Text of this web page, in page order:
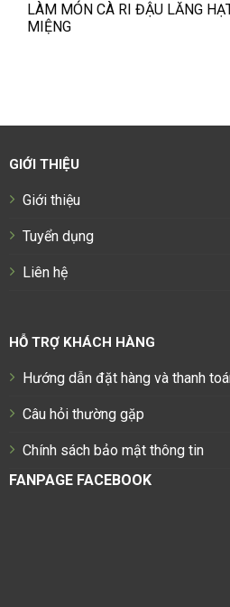
LÀM MÓN CÀ RI ĐẬU LĂNG
MIỆNG
GIỚI THIỆU
Giới thiệu
Tuyển dụng
Liên hệ
HỖ TRỢ KHÁCH HÀNG
Hướng dẫn đặt hàng và thanh
Câu hỏi thường gặp
Chính sách bảo mật thông tin
FANPAGE FACEBOOK